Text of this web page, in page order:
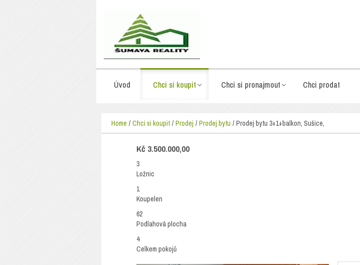
Úvod Chci si koupit Chci si pronajmout Chci prodat
Home Chci si koupit Prodej Prodej bytu Prodej bytu 3+1+balkon, Sušice,
Kč 3.500.000,00
3
Ložnic
1
Koupelen
62
Podlahová plocha
4
Celkem pokojů